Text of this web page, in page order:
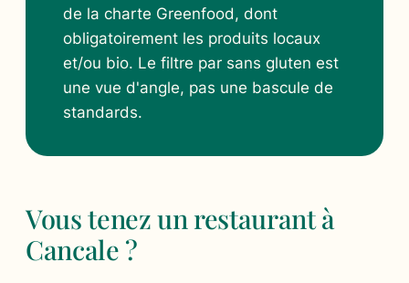
de la charte Greenfood, dont
obligatoirement les produits locaux
et/ou bio. Le filtre par sans gluten est
une vue d'angle, pas une bascule de
standards.
Vous tenez un restaurant à
Cancale ?